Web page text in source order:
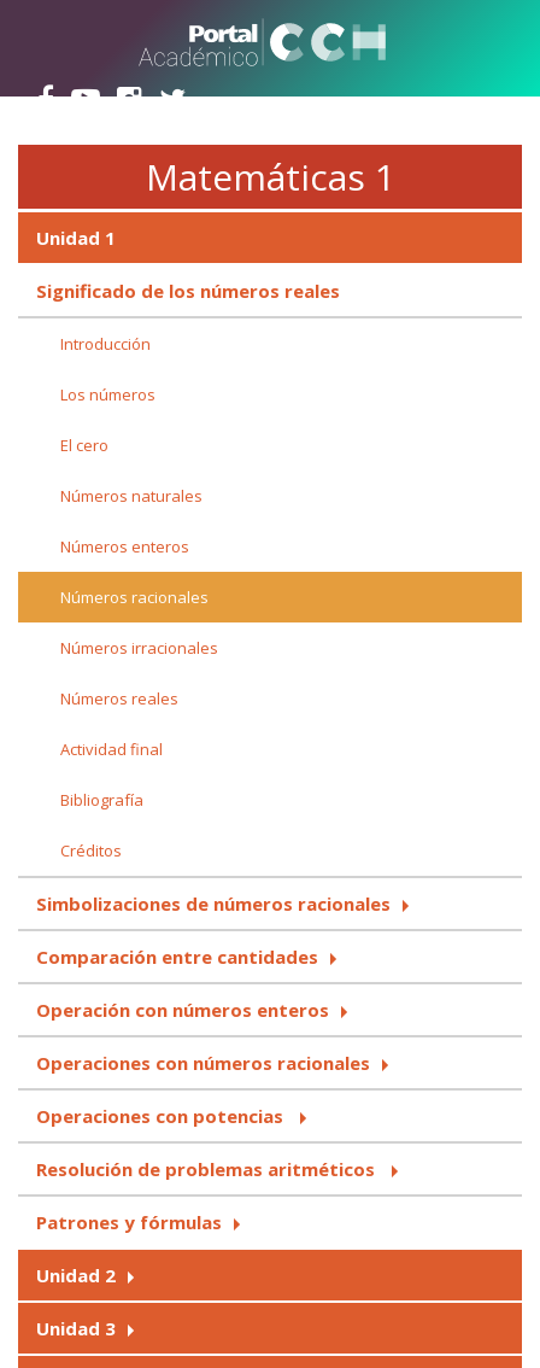
Matemáticas 1
Unidad 1
Significado de los números reales
Introducción
Los números
El cero
Números naturales
Números enteros
Números racionales
Números irracionales
Números reales
Actividad final
Bibliografía
Créditos
Simbolizaciones de números racionales
Comparación entre cantidades
Operación con números enteros
Operaciones con números racionales
Operaciones con potencias
Resolución de problemas aritméticos
Patrones y fórmulas
Unidad 2
Unidad 3